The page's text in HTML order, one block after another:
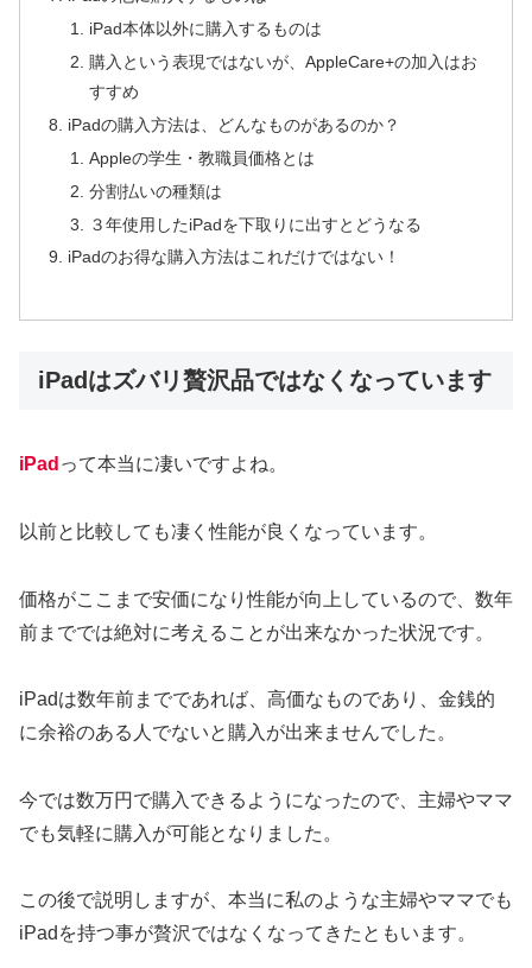
iPad本体以外に購入するものは
購入という表現ではないが、AppleCare+の加入はお
すすめ
iPadの購入方法は、どんなものがあるのか？
Appleの学生・教職員価格とは
分割払いの種類は
３年使用したiPadを下取りに出すとどうなる
iPadのお得な購入方法はこれだけではない！
iPadはズバリ贅沢品ではなくなっています
iPad って本当に凄いですよね。
以前と比較しても凄く性能が良くなっています。
価格がここまで安価になり性能が向上しているので、数年
前まででは絶対に考えることが出来なかった状況です。
iPadは数年前までであれば、高価なものであり、金銭的
に余裕のある人でないと購入が出来ませんでした。
今では数万円で購入できるようになったので、主婦やママ
でも気軽に購入が可能となりました。
この後で説明しますが、本当に私のような主婦やママでも
iPadを持つ事が贅沢ではなくなってきたともいます。